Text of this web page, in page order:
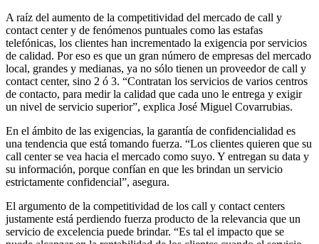
A raíz del aumento de la competitividad del mercado de call y
contact center y de fenómenos puntuales como las estafas
telefónicas, los clientes han incrementado la exigencia por servicios
de calidad. Por eso es que un gran número de empresas del mercado
local, grandes y medianas, ya no sólo tienen un proveedor de call y
contact center, sino 2 ó 3. “Contratan los servicios de varios centros
de contacto, para medir la calidad que cada uno le entrega y exigir
un nivel de servicio superior”, explica José Miguel Covarrubias.
En el ámbito de las exigencias, la garantía de confidencialidad es
una tendencia que está tomando fuerza. “Los clientes quieren que su
call center se vea hacia el mercado como suyo. Y entregan su data y
su información, porque confían en que les brindan un servicio
estrictamente confidencial”, asegura.
El argumento de la competitividad de los call y contact centers
justamente está perdiendo fuerza producto de la relevancia que un
servicio de excelencia puede brindar. “Es tal el impacto que se